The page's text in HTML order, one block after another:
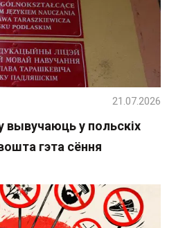
вывучаюць у польскіх
гэта сёння
21.07.2026